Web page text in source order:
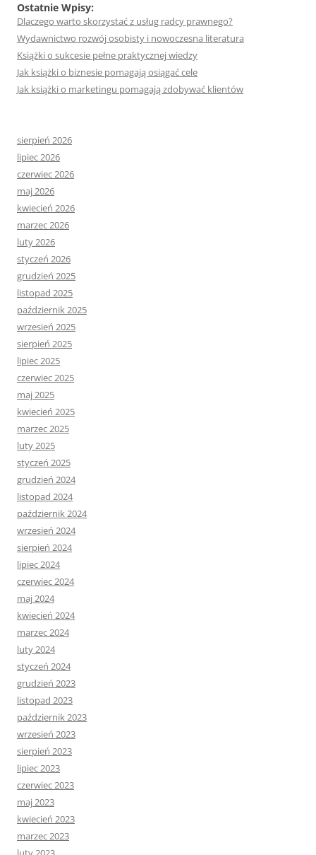
Ostatnie Wpisy:
Dlaczego warto skorzystać z usług radcy prawnego?
Wydawnictwo rozwój osobisty i nowoczesna literatura
Książki o sukcesie pełne praktycznej wiedzy
Jak książki o biznesie pomagają osiągać cele
Jak książki o marketingu pomagają zdobywać klientów
sierpień 2026
lipiec 2026
czerwiec 2026
maj 2026
kwiecień 2026
marzec 2026
luty 2026
styczeń 2026
grudzień 2025
listopad 2025
październik 2025
wrzesień 2025
sierpień 2025
lipiec 2025
czerwiec 2025
maj 2025
kwiecień 2025
marzec 2025
luty 2025
styczeń 2025
grudzień 2024
listopad 2024
październik 2024
wrzesień 2024
sierpień 2024
lipiec 2024
czerwiec 2024
maj 2024
kwiecień 2024
marzec 2024
luty 2024
styczeń 2024
grudzień 2023
listopad 2023
październik 2023
wrzesień 2023
sierpień 2023
lipiec 2023
czerwiec 2023
maj 2023
kwiecień 2023
marzec 2023